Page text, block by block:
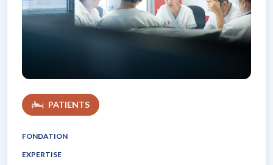
PATIENTS
FONDATION
EXPERTISE